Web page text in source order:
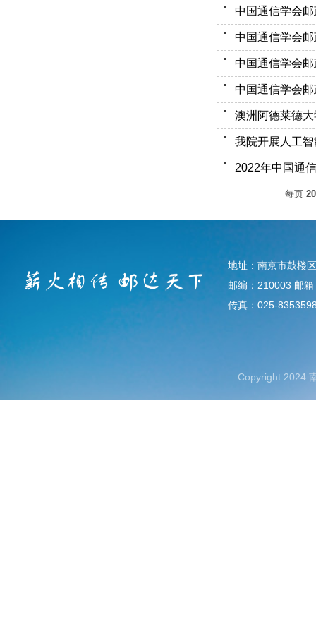
澳洲阿德莱德
我院开展人工
每页 20
地址：南京市鼓楼
邮编：210003 邮
传真：025-
Copyright 2024